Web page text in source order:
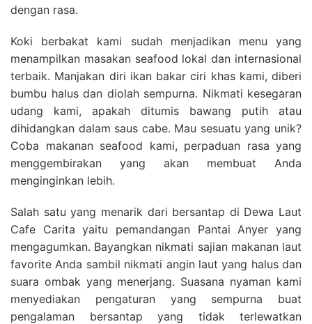
dengan rasa.
Koki berbakat kami sudah menjadikan menu yang
menampilkan masakan seafood lokal dan internasional
terbaik. Manjakan diri ikan bakar ciri khas kami, diberi
bumbu halus dan diolah sempurna. Nikmati kesegaran
udang kami, apakah ditumis bawang putih atau
dihidangkan dalam saus cabe. Mau sesuatu yang unik?
Coba makanan seafood kami, perpaduan rasa yang
menggembirakan yang akan membuat Anda
menginginkan lebih.
Salah satu yang menarik dari bersantap di Dewa Laut
Cafe Carita yaitu pemandangan Pantai Anyer yang
mengagumkan. Bayangkan nikmati sajian makanan laut
favorite Anda sambil nikmati angin laut yang halus dan
suara ombak yang menerjang. Suasana nyaman kami
menyediakan pengaturan yang sempurna buat
pengalaman bersantap yang tidak terlewatkan